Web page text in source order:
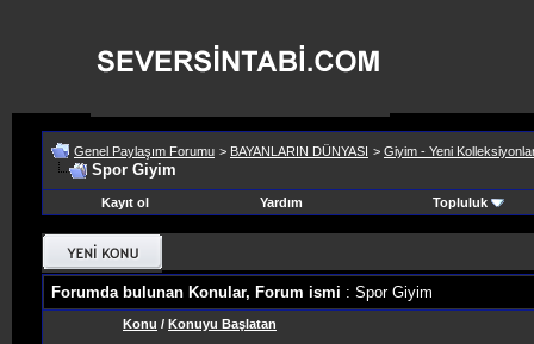
Genel Paylaşım Forumu > BAYANLARIN DÜNYASI > Giyim - Yeni
Spor Giyim
Kayıt ol Yardım Topluluk
Forumda bulunan Konular, Forum ismi : Spor Giyim
Konu / Konuyu Başlatan